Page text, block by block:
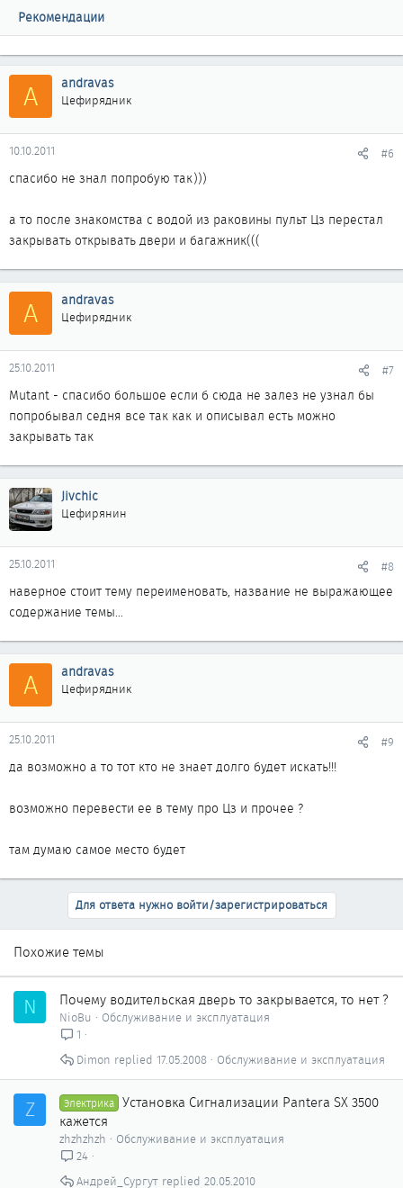
Рекомендации
A andravas
Цефирядник
10.10.2011 #6
спасибо не знал попробую так)))
а то после знакомства с водой из раковины пульт Цз перестал
закрывать открывать двери и багажник(((
A andravas
Цефирядник
25.10.2011 #7
Mutant - спасибо большое если б сюда не залез не узнал бы
попробывал седня все так как и описывал есть можно
закрывать так
Jivchic
Цефирянин
25.10.2011 #8
наверное стоит тему переименовать, название не выражающее
содержание темы...
A andravas
Цефирядник
25.10.2011 #9
да возможно а то тот кто не знает долго будет искать!!!
возможно перевести ее в тему про Цз и прочее ?
там думаю самое место будет
Для ответа нужно войти/зарегистрироваться
Похожие темы
N Почему водительская дверь то закрывается, то нет ?
NioBu
Обслуживание и эксплуатация
1
Обслуживание и эксплуатация
17.05.2008
Dimon
Z Электрика Установка Сигнализации Pantera SX 3500
кажется
zhzhzhzh
Обслуживание и эксплуатация
24
20.05.2010
Андрей_Сургут